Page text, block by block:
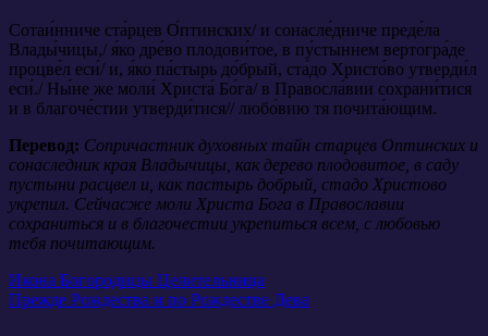
Сотаи́нниче ста́рцев О́птинских/ и сонасле́дниче преде́ла
Влады́чицы,/ я́ко дре́во плодови́тое, в пу́стыннем вертогра́де
процве́л еси́/ и, я́ко па́стырь до́брый, ста́до Христо́во утверди́л
еси́./ Ны́не же моли́ Христа́ Бо́га/ в Правосла́вии сохрани́тися
и в благоче́стии утверди́тися// любо́вию тя почита́ющим.
Перевод: Сопричастник духовных тайн старцев Оптинских и
сонаследник края Владычицы, как дерево плодовитое, в саду
пустыни расцвел и, как пастырь добрый, стадо Христово
укрепил. Сейчасже моли Христа Бога в Православии
сохраниться и в благочестии укрепиться всем, с любовью
тебя почитающим.
Навигация
по
Икона Богородицы Целительница
Прежде Рождества и по Рождестве Дева